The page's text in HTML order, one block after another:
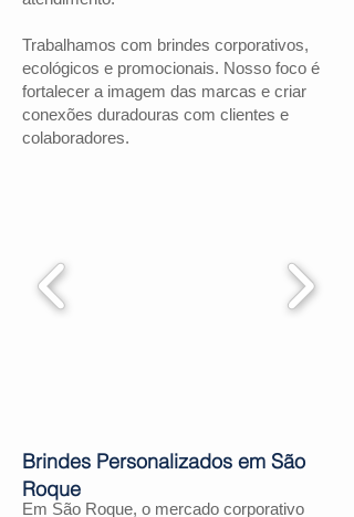
Trabalhamos com brindes corporativos,
ecológicos e promocionais. Nosso foco é
fortalecer a imagem das marcas e criar
conexões duradouras com clientes e
colaboradores.
Em São Roque, o mercado corporativo
Brindes Personalizados em São
Roque